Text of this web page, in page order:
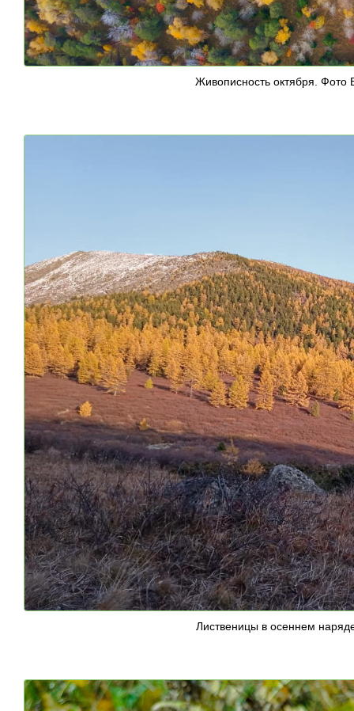
Живописность октября. Фото
Лиственицы в осеннем